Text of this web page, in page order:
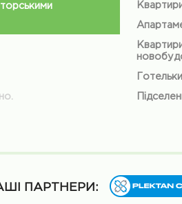
Готельки
ПАРТНЕРИ: